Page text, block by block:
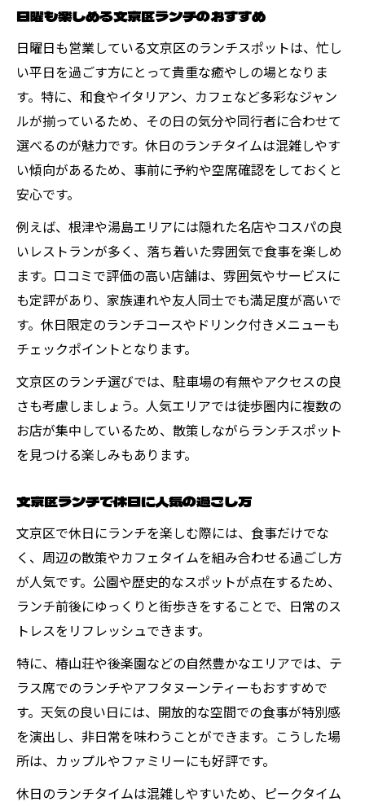
日曜も楽しめる文京区ランチのおすすめ
日曜日も営業している文京区のランチスポットは、忙し
い平日を過ごす方にとって貴重な癒やしの場となりま
す。特に、和食やイタリアン、カフェなど多彩なジャン
ルが揃っているため、その日の気分や同行者に合わせて
選べるのが魅力です。休日のランチタイムは混雑しやす
い傾向があるため、事前に予約や空席確認をしておくと
安心です。
例えば、根津や湯島エリアには隠れた名店やコスパの良
いレストランが多く、落ち着いた雰囲気で食事を楽しめ
ます。口コミで評価の高い店舗は、雰囲気やサービスに
も定評があり、家族連れや友人同士でも満足度が高いで
す。休日限定のランチコースやドリンク付きメニューも
チェックポイントとなります。
文京区のランチ選びでは、駐車場の有無やアクセスの良
さも考慮しましょう。人気エリアでは徒歩圏内に複数の
お店が集中しているため、散策しながらランチスポット
を見つける楽しみもあります。
文京区ランチで休日に人気の過ごし方
文京区で休日にランチを楽しむ際には、食事だけでな
く、周辺の散策やカフェタイムを組み合わせる過ごし方
が人気です。公園や歴史的なスポットが点在するため、
ランチ前後にゆっくりと街歩きをすることで、日常のス
トレスをリフレッシュできます。
特に、椿山荘や後楽園などの自然豊かなエリアでは、テ
ラス席でのランチやアフタヌーンティーもおすすめで
す。天気の良い日には、開放的な空間での食事が特別感
を演出し、非日常を味わうことができます。こうした場
所は、カップルやファミリーにも好評です。
休日のランチタイムは混雑しやすいため、ピークタイム